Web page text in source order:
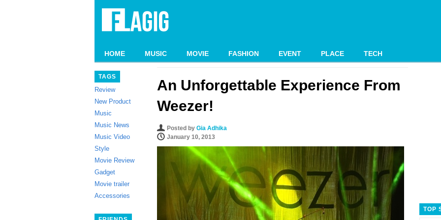
HOME MUSIC MOVIE FASHION EVENT PLACE TECH
TAGS
Review
New Product
Music
Music News
Music Video
Style
Movie Review
Gadget
Movie trailer
Accessories
An Unforgettable Experience From
Weezer!
Posted by Gia Adhika
January 10, 2013
TOP